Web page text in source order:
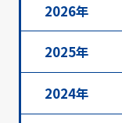
2026年
2025年
2024年